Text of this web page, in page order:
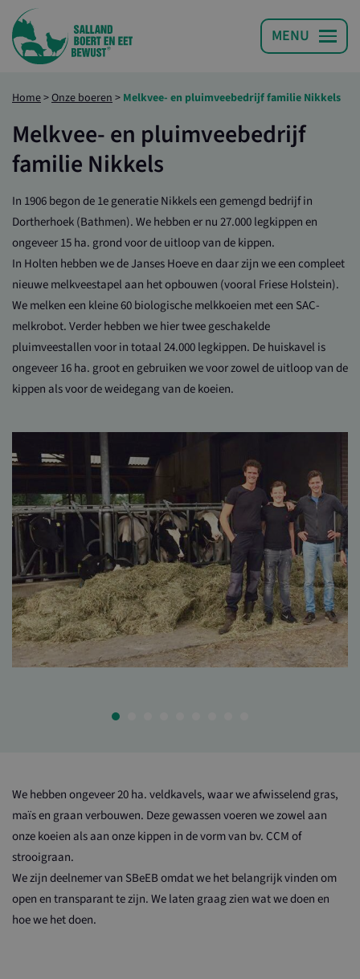
Home>Onze boeren > Melkvee- en pluimveebedrijf familie Nikkels
Melkvee- en pluimveebedrijf
familie Nikkels
In 1906 begon de 1e generatie Nikkels een gemengd bedrijf in
Dortherhoek (Bathmen). We hebben er nu 27.000 legkippen en
ongeveer 15 ha. grond voor de uitloop van de kippen.
In Holten hebben we de Janses Hoeve en daar zijn we een compleet
nieuwe melkveestapel aan het opbouwen (vooral Friese Holstein).
We melken een kleine 60 biologische melkkoeien met een SAC-
melkrobot. Verder hebben we hier twee geschakelde
pluimveestallen voor in totaal 24.000 legkippen. De huiskavel is
ongeveer 16 ha. groot en gebruiken we voor zowel de uitloop van de
kippen als voor de weidegang van de koeien.
We hebben ongeveer 20 ha. veldkavels, waar we afwisselend gras,
maïs en graan verbouwen. Deze gewassen voeren we zowel aan
onze koeien als aan onze kippen in de vorm van bv. CCM of
strooigraan.
We zijn deelnemer van SBeEB omdat we het belangrijk vinden om
open en transparant te zijn. We laten graag zien wat we doen en
hoe we het doen.